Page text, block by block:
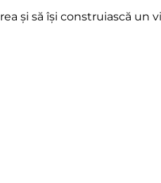
și să își construiască un